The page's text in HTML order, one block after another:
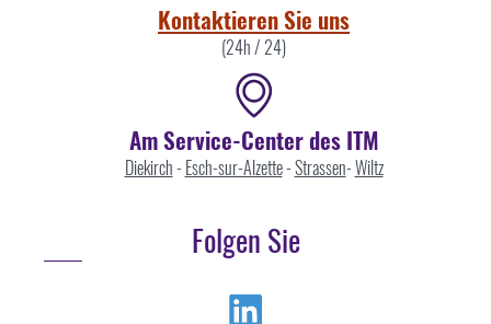
Kontaktieren Sie uns
(24h / 24)
Am Service-Center des ITM
Diekirch- Esch-sur-Alzette-Strassen-Wiltz
Folgen Sie